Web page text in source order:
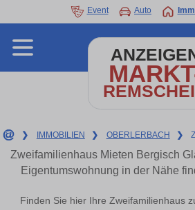
Event Auto
❯ IMMOBILIEN ❯ OBERLERBACH ❯
Zweifamilienhaus Mieten Bergisch
Eigentumswohnung in der Nähe
Finden Sie hier Ihre Zweifamilienhaus